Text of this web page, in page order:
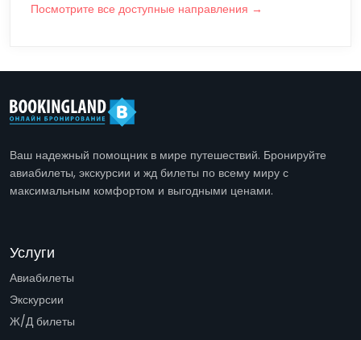
Посмотрите все доступные направления →
Ваш надежный помощник в мире путешествий. Бронируйте
авиабилеты, экскурсии и жд билеты по всему миру с
максимальным комфортом и выгодными ценами.
Услуги
Авиабилеты
Экскурсии
Ж/Д билеты